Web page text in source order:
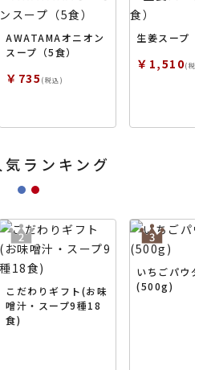
AWATAMAオニオン
スープ（5食）
￥735 (税込)
生姜スープ（
￥1,510(税込)
気ランキング
こだわりギフト(お味
噌汁・スープ9種18
食)
いちごパウダ
(500g)